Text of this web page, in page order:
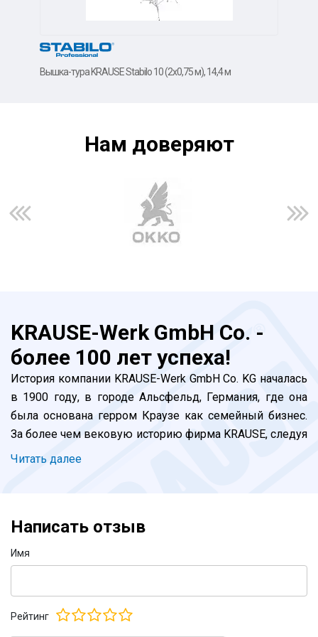
Вышка-тура KRAUSE Stabilo 10 (2х0,75 м), 14,4 м
Нам доверяют
KRAUSE-Werk GmbH Co. -
более 100 лет успеха!
История компании KRAUSE-Werk GmbH Co. KG началась
в 1900 году, в городе Альсфельд, Германия, где она
была основана герром Краузе как семейный бизнес.
За более чем вековую историю фирма KRAUSE, следуя
собственному девизу "Надежно и продумано!",
директора Штефана Краузе, продолжают собственные
для работы на высоте. Успешно функционируют
Открываются представительства в других странах
мира. Компания не стоит на месте, находится в
Читать далее
Написать отзыв
Имя
Рейтинг